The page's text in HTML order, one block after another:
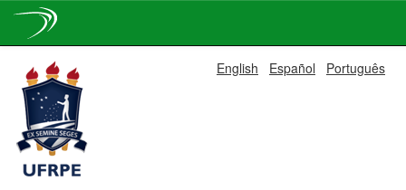
navigation
English Español Português